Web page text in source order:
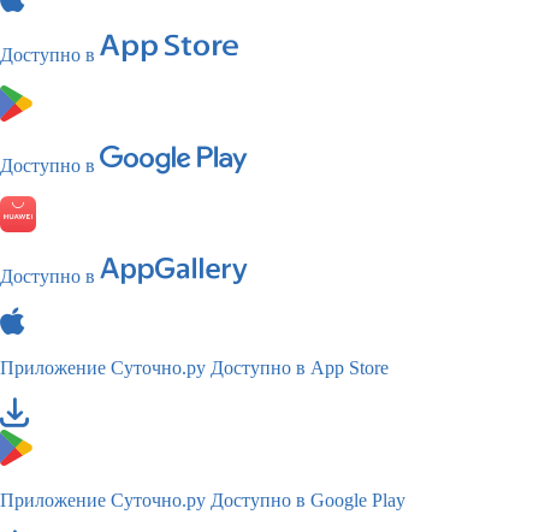
Доступно в
Доступно в
Доступно в
Приложение Суточно.ру Доступно в App Store
Приложение Суточно.ру Доступно в Google Play